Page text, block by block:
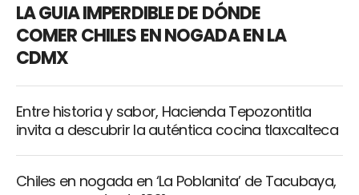
LA GUIA IMPERDIBLE DE DÓNDE
COMER CHILES EN NOGADA EN LA
CDMX
Entre historia y sabor, Hacienda Tepozontitla
invita a descubrir la auténtica cocina tlaxcalteca
Chiles en nogada en ‘La Poblanita’ de Tacubaya,